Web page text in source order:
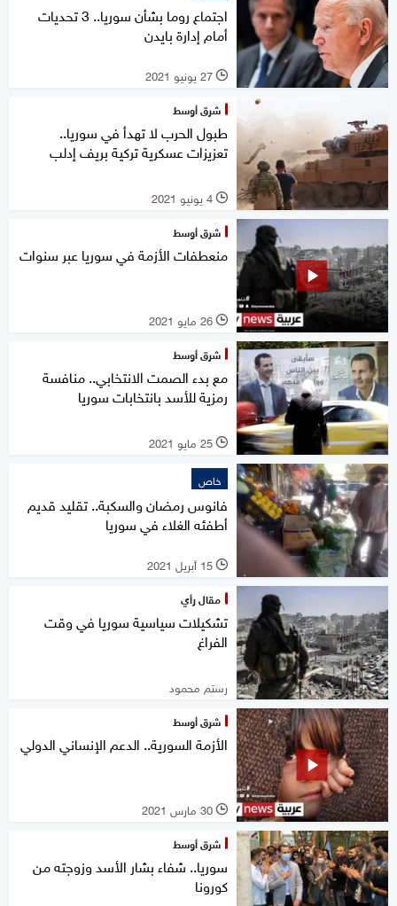
اجتماع روما بشأن سوريا.. 3 تحديات
أمام إدارة بايدن
l 27 يونيو 2021
شرق أوسط
طبول الحرب لا تهدأ في سوريا..
تعزيزات عسكرية تركية بريف إدلب
l 4 يونيو 2021
شرق أوسط
منعطفات الأزمة في سوريا عبر سنوات
l 26 مايو 2021
شرق أوسط
مع بدء الصمت الانتخابي.. منافسة
رمزية للأسد بانتخابات سوريا
l 25 مايو 2021
خاص
فانوس رمضان والسكبة.. تقليد قديم
أطفئه الغلاء في سوريا
l 15 أبريل 2021
مقال رأي
تشكيلات سياسية سوريا في وقت
الفراغ
رستم محمود
شرق أوسط
الأزمة السورية.. الدعم الإنساني الدولي
l 30 مارس 2021
شرق أوسط
سوريا.. شفاء بشار الأسد وزوجته من
كورونا